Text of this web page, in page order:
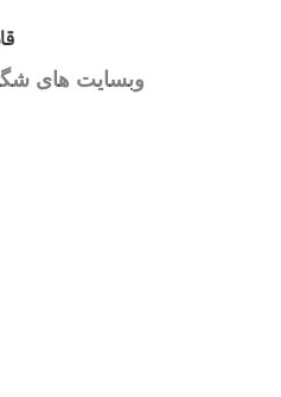
وبسایت های